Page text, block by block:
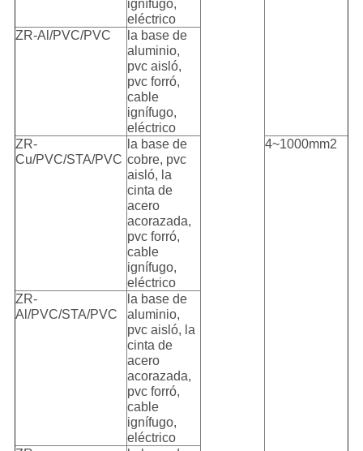
ignífugo,
eléctrico
ZR-Al/PVC/PVC
la base de
aluminio,
pvc aisló,
pvc forró,
cable
ignífugo,
eléctrico
ZR-
Cu/PVC/STA/PVC
la base de
cobre, pvc
aisló, la
cinta de
acero
acorazada,
pvc forró,
cable
ignífugo,
eléctrico
4~1000mm2
ZR-
Al/PVC/STA/PVC
la base de
aluminio,
pvc aisló, la
cinta de
acero
acorazada,
pvc forró,
cable
ignífugo,
eléctrico